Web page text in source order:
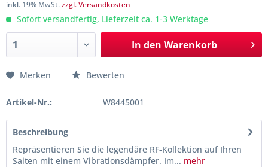
inkl. 19% MwSt.zzgl. Versandkosten
Sofort versandfertig, Lieferzeit ca. 1-3 Werktage
In den Warenkorb
Merken Bewerten
Artikel-Nr.: W8445001
Beschreibung
Repräsentieren Sie die legendäre RF-Kollektion auf Ihren
Saiten mit einem Vibrationsdämpfer. Im... mehr